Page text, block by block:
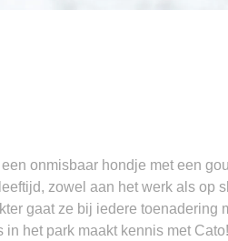
onmisbaar hondje met een
zowel aan het werk als op
gaat ze bij iedere toenadering
het park maakt kennis met Cato!